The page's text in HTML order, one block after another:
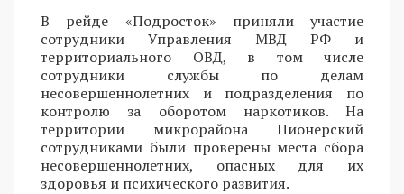
В рейде «Подросток» приняли участие
сотрудники Управления МВД РФ и
территориального ОВД, в том числе
сотрудники службы по делам
несовершеннолетних и подразделения по
контролю за оборотом наркотиков. На
территории микрорайона Пионерский
сотрудниками были проверены места сбора
несовершеннолетних, опасных для их
здоровья и психического развития.